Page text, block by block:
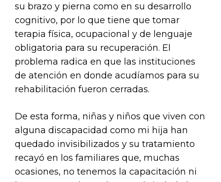
su brazo y pierna como en su desarrollo
cognitivo, por lo que tiene que tomar
terapia física, ocupacional y de lenguaje
obligatoria para su recuperación. El
problema radica en que las instituciones
de atención en donde acudíamos para su
rehabilitación fueron cerradas.
De esta forma, niñas y niños que viven con
alguna discapacidad como mi hija han
quedado invisibilizados y su tratamiento
recayó en los familiares que, muchas
ocasiones, no tenemos la capacitación ni